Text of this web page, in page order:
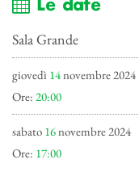
Le date
Sala Grande
giovedì 14novembre 2024
Ore: 20:00
sabato 16novembre 2024
Ore: 17:00